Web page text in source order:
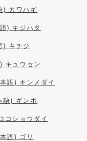
) カワハギ
) キジハタ
) キチジ
キュウセン
語) キンメダイ
語) ギンポ
コショウダイ
語) ゴリ